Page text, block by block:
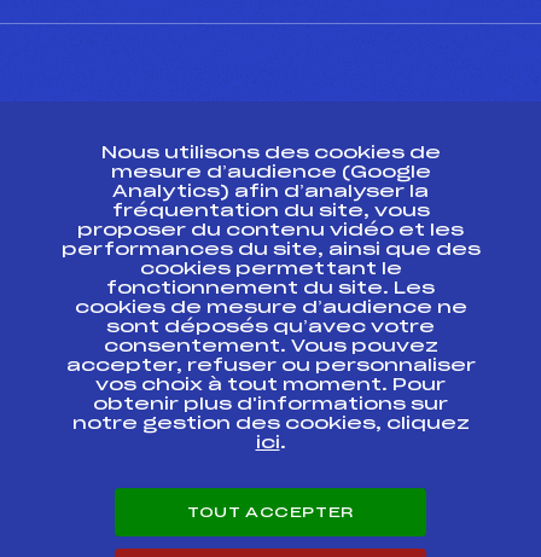
Ressources
Pass’Neige
Projet sportif fédéral
Projet de performance fédéral
Antidopage
Pôle Développement, Formation, Suivi
Scientifique
Listes ministérielles
Pôle vie de l’athlète
Enseignement professionnel
Carrières
Nous utilisons des cookies de
mesure d’audience (Google
Analytics) afin d’analyser la
fréquentation du site, vous
proposer du contenu vidéo et les
performances du site, ainsi que des
cookies permettant le
fonctionnement du site. Les
cookies de mesure d’audience ne
sont déposés qu’avec votre
consentement. Vous pouvez
accepter, refuser ou personnaliser
vos choix à tout moment. Pour
obtenir plus d'informations sur
notre gestion des cookies, cliquez
ici.
TOUT ACCEPTER